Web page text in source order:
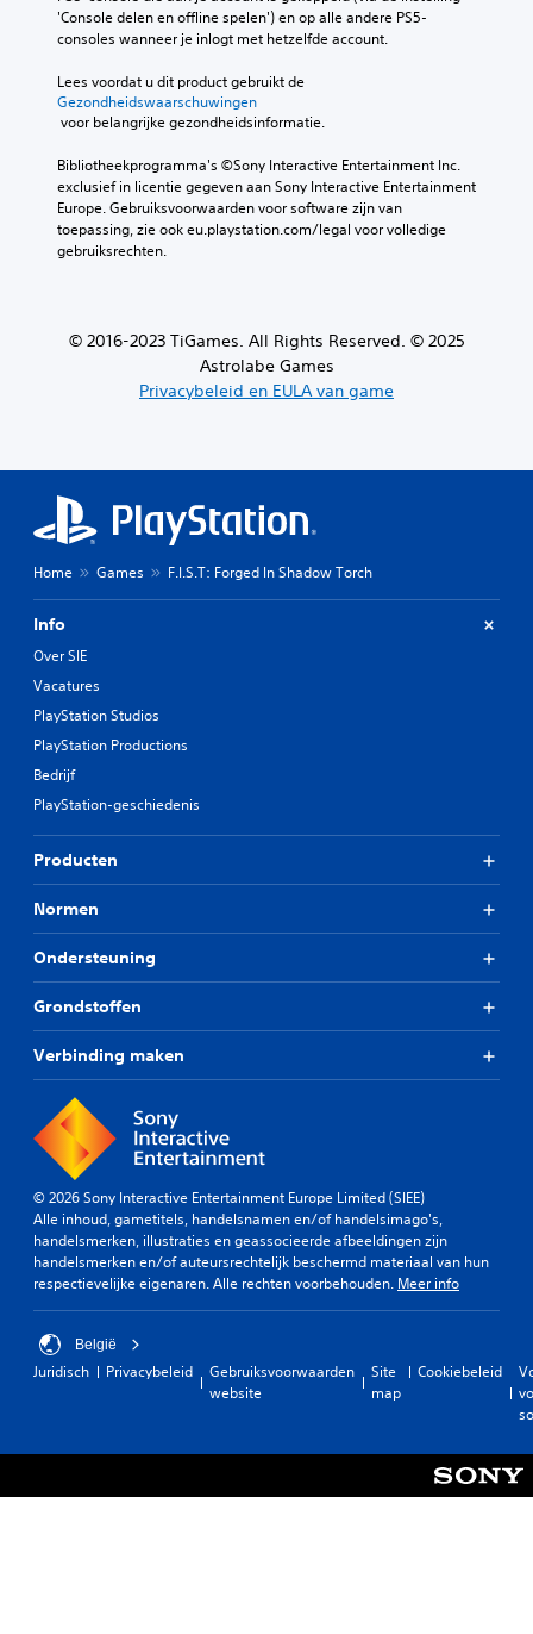
'Console delen en offline spelen') en op alle andere PS5-
consoles wanneer je inlogt met hetzelfde account.
Lees voordat u dit product gebruikt de
Gezondheidswaarschuwingen
voor belangrijke gezondheidsinformatie.
Bibliotheekprogramma's ©Sony Interactive Entertainment Inc.
exclusief in licentie gegeven aan Sony Interactive Entertainment
Europe. Gebruiksvoorwaarden voor software zijn van
toepassing, zie ook eu.playstation.com/legal voor volledige
gebruiksrechten.
© 2016-2023 TiGames. All Rights Reserved. © 2025
Astrolabe Games
Privacybeleid en EULA van game
Home Games F.I.S.T: Forged In Shadow Torch
Info
Over SIE
Vacatures
PlayStation Studios
PlayStation Productions
Bedrijf
PlayStation-geschiedenis
Producten
Normen
Ondersteuning
Grondstoffen
Verbinding maken
© 2026 Sony Interactive Entertainment Europe Limited (SIEE)
Alle inhoud, gametitels, handelsnamen en/of handelsimago's,
handelsmerken, illustraties en geassocieerde afbeeldingen zijn
handelsmerken en/of auteursrechtelijk beschermd materiaal van hun
respectievelijke eigenaren. Alle rechten voorbehouden. Meer info
België
Juridisch Privacybeleid
Gebruiksvoorwaarden
website
Site
map
Cookiebeleid